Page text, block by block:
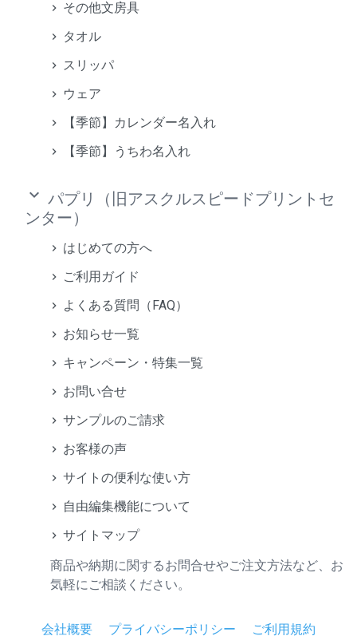
その他文房具
タオル
スリッパ
ウェア
【季節】カレンダー名入れ
【季節】うちわ名入れ
keyboard_arrow_down パプリ（旧アスクルスピードプリントセ
ンター）
はじめての方へ
ご利用ガイド
よくある質問（FAQ）
お知らせ一覧
キャンペーン・特集一覧
お問い合せ
サンプルのご請求
お客様の声
サイトの便利な使い方
自由編集機能について
サイトマップ
商品や納期に関するお問合せやご注文方法など、お
気軽にご相談ください。
会社概要 プライバシーポリシー ご利用規約